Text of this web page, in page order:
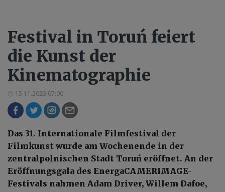
Festival in Toruń feiert
die Kunst der
Kinematographie
15.11.2023 07:00
Das 31. Internationale Filmfestival der
Filmkunst wurde am Wochenende in der
zentralpolnischen Stadt Toruń eröffnet. An der
Eröffnungsgala des EnergaCAMERIMAGE-
Festivals nahmen Adam Driver, Willem Dafoe,